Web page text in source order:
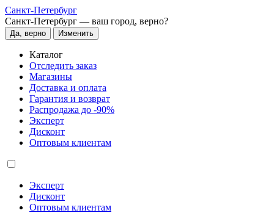
Санкт-Петербург
Санкт-Петербург — ваш город, верно?
Да, верно Изменить
Каталог
Отследить заказ
Магазины
Доставка и оплата
Гарантия и возврат
Распродажа до -90%
Эксперт
Дисконт
Оптовым клиентам
Эксперт
Дисконт
Оптовым клиентам